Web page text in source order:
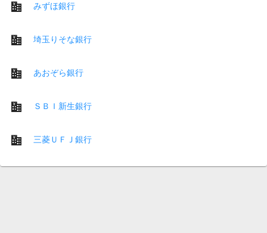
みずほ銀行
埼玉りそな銀行
あおぞら銀行
ＳＢＩ新生銀行
三菱ＵＦＪ銀行